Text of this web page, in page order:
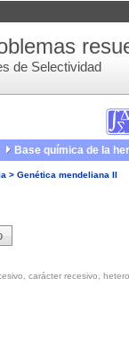
de Selectividad
Base química de la
> Genética mendeliana II
carácter recesivo,